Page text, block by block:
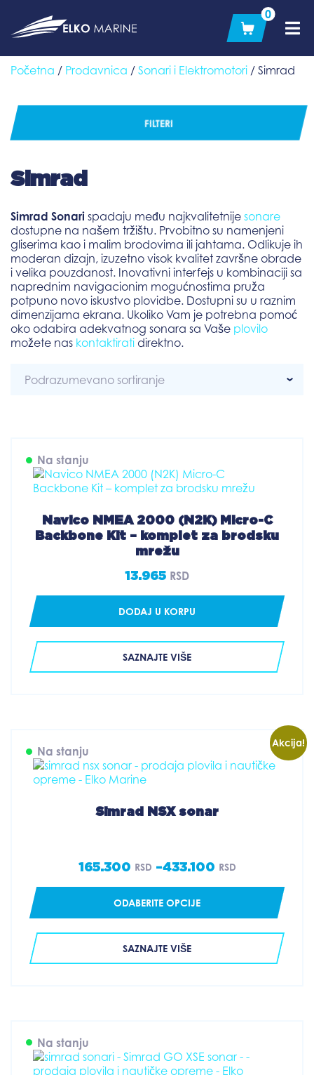
content
0
Početna / Prodavnica / Sonari i Elektromotori / Simrad
FILTERI
Simrad
Simrad Sonari spadaju među najkvalitetnije sonare
dostupne na našem tržištu. Prvobitno su namenjeni
gliserima kao i malim brodovima ili jahtama. Odlikuje ih
moderan dizajn, izuzetno visok kvalitet završne obrade
i velika pouzdanost. Inovativni interfejs u kombinaciji sa
naprednim navigacionim mogućnostima pruža
potpuno novo iskustvo plovidbe. Dostupni su u raznim
dimenzijama ekrana. Ukoliko Vam je potrebna pomoć
oko odabira adekvatnog sonara sa Vaše plovilo
možete nas kontaktirati direktno.
Na stanju
Navico NMEA 2000 (N2K) Micro-C
Backbone Kit – komplet za brodsku
mrežu
13.965 RSD
DODAJ U KORPU
SAZNAJTE VIŠE
Na stanju
Akcija!
Simrad NSX sonar
165.300 RSD –433.100 RSD
Price
range:
165.300 RSD
through
433.100 RSD
ODABERITE OPCIJE
SAZNAJTE VIŠE
Na stanju